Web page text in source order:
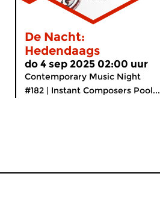
De Nacht:
Hedendaags
do 4 sep 2025 02:00 uur
Contemporary Music Night
#182 | Instant Composers Pool...